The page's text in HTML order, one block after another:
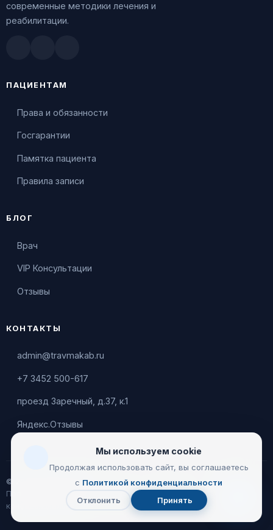
современные методики лечения и
реабилитации.
ПАЦИЕНТАМ
Права и обязанности
Госгарантии
Памятка пациента
Правила записи
БЛОГ
Врач
VIP Консультации
Отзывы
КОНТАКТЫ
admin@travmakab.ru
+7 3452 500-617
проезд Заречный, д.37, к.1
Яндекс.Отзывы
© 2026 Leontiev Clinic
Пользовательское соглашение
конфиденциальности
с
Мы используем cookie
Продолжая использовать сайт, вы соглашаетесь
с Политикой конфиденциальности
Отклонить Принять